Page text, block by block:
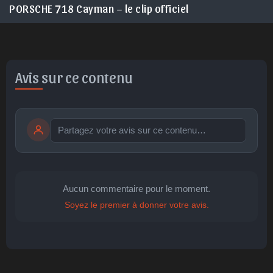
718 Cayman – le clip officiel
Avis sur ce contenu
publication immédiate Publier
Aucun commentaire pour le moment.
Soyez le premier à donner votre avis.